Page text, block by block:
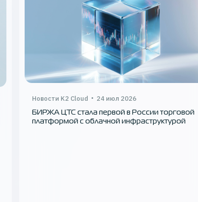
Новости K2 Cloud 24 июл 2026
БИРЖА ЦТС стала первой в России торговой
платформой с облачной инфраструктурой